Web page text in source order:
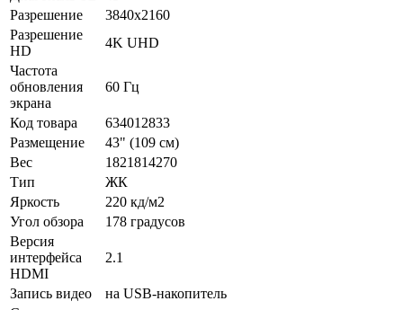
Разрешение
3840x2160
Разрешение
HD
4K UHD
Частота
обновления
экрана
60 Гц
Код товара
634012833
Размещение
43" (109 см)
Вес
1821814270
Тип
ЖК
Яркость
220 кд/м2
Угол обзора
178 градусов
Версия
интерфейса
HDMI
2.1
Запись видео
на USB-накопитель